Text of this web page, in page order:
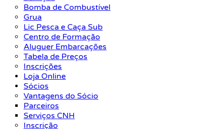
Bomba de Combustível
Grua
Lic Pesca e Caça Sub
Centro de Formação
Aluguer Embarcações
Tabela de Preços
Inscrições
Loja Online
Sócios
Vantagens do Sócio
Parceiros
Serviços CNH
Inscrição